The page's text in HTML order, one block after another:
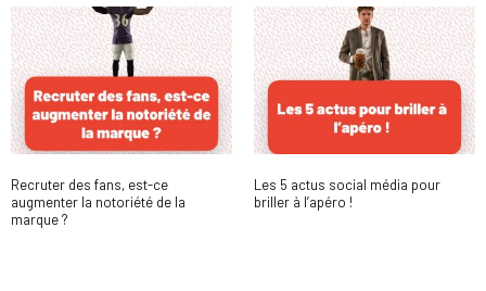
Recruter des fans, est-ce
augmenter la notoriété de la
marque ?
Les 5 actus social média pour
briller à l’apéro !